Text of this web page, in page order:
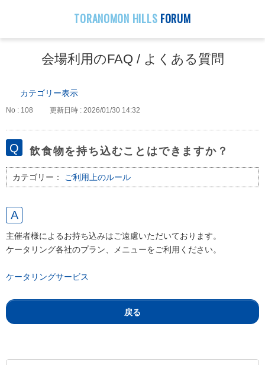
TORANOMON HILLS FORUM
会場利用のFAQ / よくある質問
カテゴリー表示
No : 108 更新日時 : 2026/01/30 14:32
飲食物を持ち込むことはできますか？
カテゴリー： ご利用上のルール
主催者様によるお持ち込みはご遠慮いただいております。
ケータリング各社のプラン、メニューをご利用ください。
ケータリングサービス
戻る